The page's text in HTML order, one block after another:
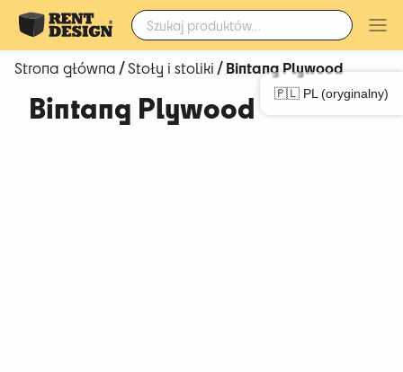
Szukaj:
🇵🇱 PL (oryginalny)
Strona główna/Stoły i stoliki/ Bintang Plywood
Bintang Plywood